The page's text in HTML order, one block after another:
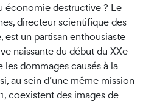
économie destructive ? Le
directeur scientifique des
est un partisan enthousiaste
naissante du début du XXe
dommages causés à la
au sein d’une même mission
coexistent des images de